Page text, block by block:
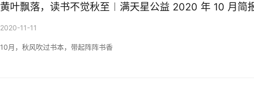
黄叶飘落，读书不觉秋至︱满天星公益 2020 年 10 月简
2020-11-11
10月，秋风吹过书本，带起阵阵书香